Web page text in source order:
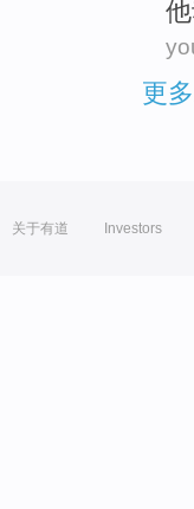
他
更
关于有道 Investors